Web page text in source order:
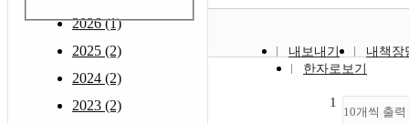
2026 (1)
2025 (2)
2024 (2)
2023 (2)
내보내기
내책장
한자로보기
10개씩 출력
1